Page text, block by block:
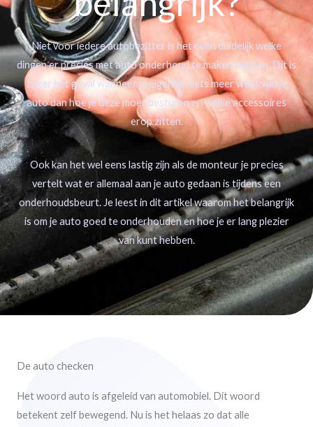
Niet voor iedere autobezitter is het even duidelijk welke
dingen er precies met auto onderhoud te maken hebben. Dit is
zeker het geval wanneer je eigenlijk niets meer weet van je
auto dan hoe je deze moet besturen en welke accessoires
erop zitten.
Ook kan het wel eens lastig zijn als de monteur je precies
vertelt wat er allemaal aan je auto gedaan is tijdens een
onderhoudsbeurt. Je leest in dit artikel waarom het belangrijk
is om je auto goed te onderhouden en hoe je er lang plezier
van kunt hebben.
De auto checken
Het woord auto is afgeleid van automobiel. Dit woord
betekent zelf bewegend. Nu is het helaas zo dat alle